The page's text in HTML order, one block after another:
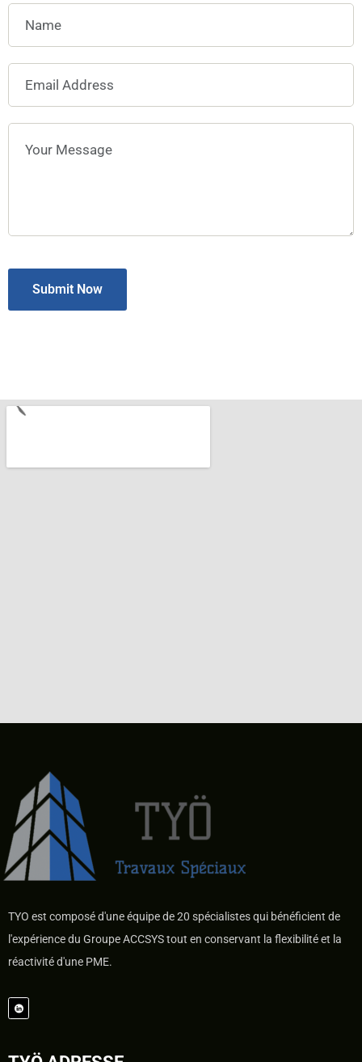
TYO est composé d'une équipe de 20 spécialistes qui bénéficient de
l'expérience du Groupe ACCSYS tout en conservant la flexibilité et la
réactivité d'une PME.